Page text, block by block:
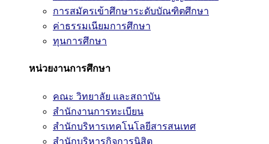
การสมัครเข้าศึกษาระดับบัณฑิตศึกษา
ค่าธรรมเนียมการศึกษา
ทุนการศึกษา
หน่วยงานการศึกษา
คณะ วิทยาลัย และสถาบัน
สำนักงานการทะเบียน
สำนักบริหารเทคโนโลยีสารสนเทศ
สำนักบริหารกิจการนิสิต